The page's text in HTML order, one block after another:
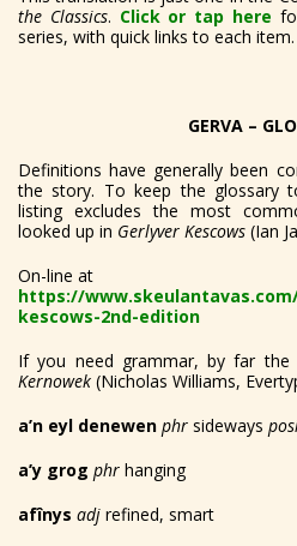
the Classics. Click or tap here
series, with quick links to each item.
GERVA –
Definitions have generally been
the story. To keep the glossary
listing excludes the most
looked up in Gerlyver Kescows (Ian
On-line at
https://
kescows-2nd-edition
If you need grammar, by far
Kernowek (Nicholas Williams,
a’n eyl denewen phr sideways
a’y grog phr hanging
afînys adj refined, smart